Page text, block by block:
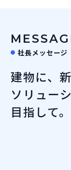
社長メッセージ
建物に、
ソリュー
目指して。